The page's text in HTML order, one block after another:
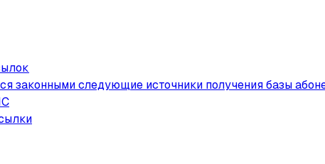
законными следующие источники получения базы